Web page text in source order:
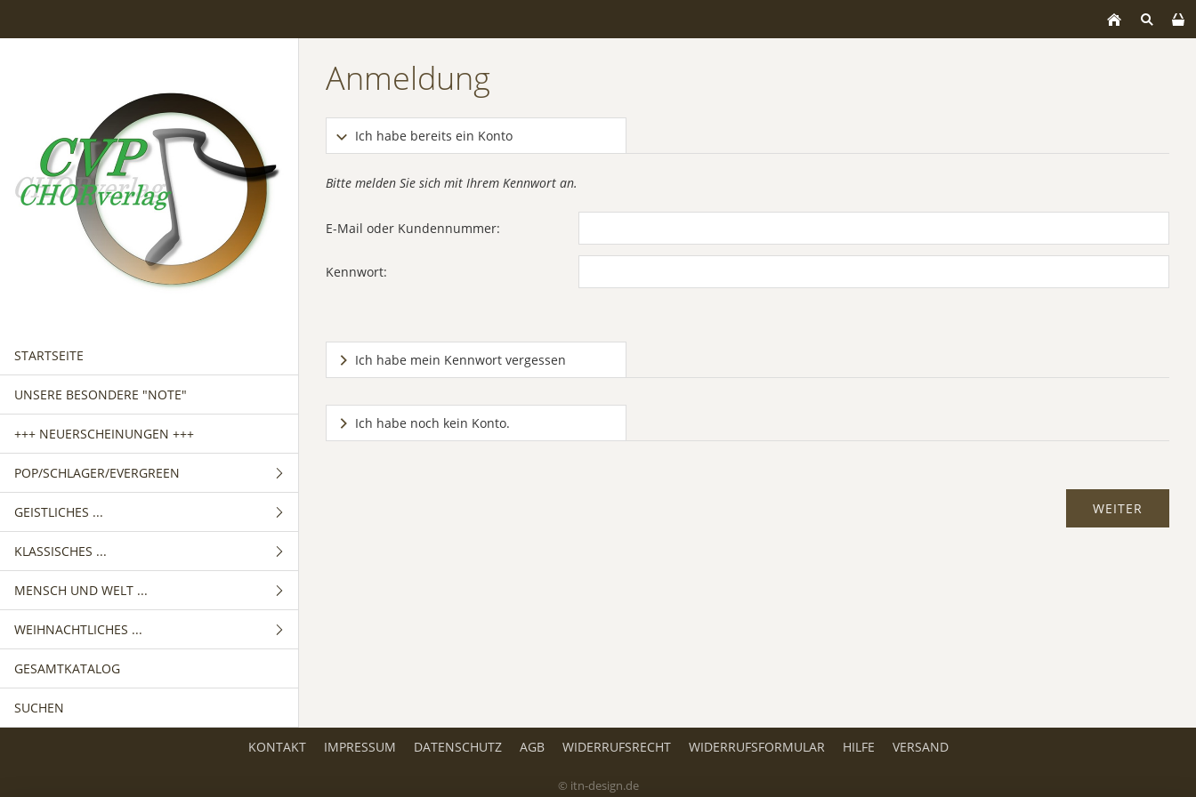
STARTSEITE
UNSERE BESONDERE "NOTE"
+++ NEUERSCHEINUNGEN +++
POP/SCHLAGER/EVERGREEN
GEMISCHTER CHOR
FRAUENCHOR
MÄNNERCHOR
GEISTLICHES ...
GEMISCHTER CHOR
FRAUENCHOR
MÄNNERCHOR
KLASSISCHES ...
GEMISCHTER CHOR
FRAUENCHOR
MÄNNERCHOR
MENSCH UND WELT ...
GEMISCHTER CHOR
FRAUENCHOR
MÄNNERCHOR
WEIHNACHTLICHES ...
GEMISCHTER CHOR
FRAUENCHOR
GESAMTKATALOG
SUCHEN
Anmeldung
Ich habe bereits ein Konto
Bitte melden Sie sich mit Ihrem Kennwort an.
E-Mail oder Kundennummer:
Kennwort:
Ich habe mein Kennwort vergessen
Ich habe noch kein Konto.
KONTAKT IMPRESSUM DATENSCHUTZ AGB WIDERRUFSRECHT WIDERRUFSFORMULAR HILFE VERSAND
© itn-design.de